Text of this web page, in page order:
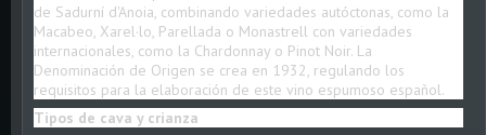
de Sadurní d'Anoia, combinando variedades autóctonas, como la
Macabeo, Xarel·lo, Parellada o Monastrell con variedades
internacionales, como la Chardonnay o Pinot Noir. La
Denominación de Origen se crea en 1932, regulando los
requisitos para la elaboración de este vino espumoso español.
Tipos de cava y crianza